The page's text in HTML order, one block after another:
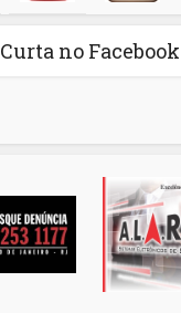
Curta no Facebook